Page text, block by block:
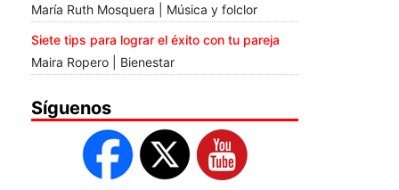
María Ruth Mosquera | Música y folclor
Siete tips para lograr el éxito con tu pareja
Maira Ropero | Bienestar
Síguenos